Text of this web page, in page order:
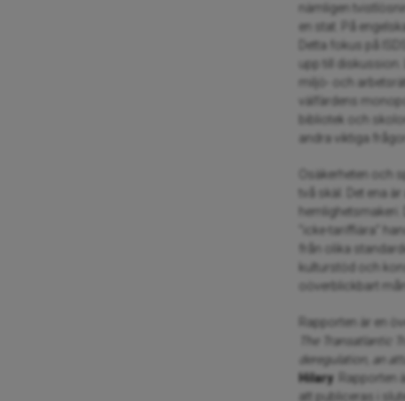
nämligen
en stat. På
Detta fokus på
upp till diskussion.
miljö- och
välfärdens
bibliotek och
andra viktiga
Osäkerheten och
två skäl. Det ena
”icke-tariffiära”
från olika
kulturstöd och
oöverblickbart
Rapporten är en
The Transatlantic
deregulation, an
Hilary .
att publiceras i